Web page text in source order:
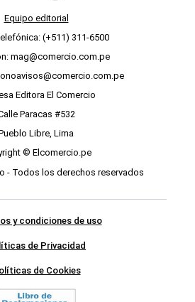
Equipo editorial
(+511) 311-6500
mag@comercio.com.pe
Editora El Comercio
Paracas #532
Libre, Lima
© Elcomercio.pe
- Todos los derechos reservados
y condiciones de uso
de Privacidad
de Cookies